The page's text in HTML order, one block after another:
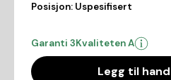
Posisjon: Uspesifisert
Garanti 3Kvaliteten A
Legg til